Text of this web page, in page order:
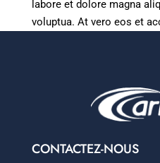
labore et dolore magna
voluptua. At vero eos et
CONTACTEZ-NOUS